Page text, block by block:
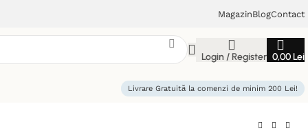
MagazinBlogContact
Login / Register 0,00Lei
Livrare Gratuită la comenzi de minim 200 Lei!